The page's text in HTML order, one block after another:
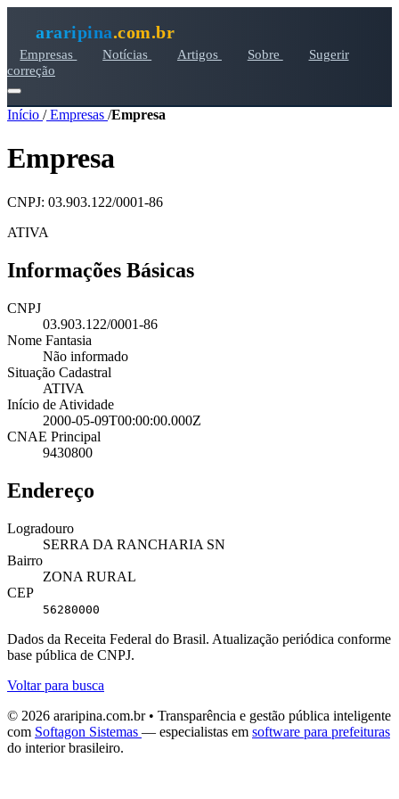
araripina.com.br
Empresas Notícias Artigos Sobre
Sugerir
correção
Início /Empresas /Empresa
Empresa
CNPJ: 03.903.122/0001-86
ATIVA
Informações Básicas
CNPJ
03.903.122/0001-86
Nome Fantasia
Não informado
Situação Cadastral
ATIVA
Início de Atividade
2000-05-09T00:00:00.000Z
CNAE Principal
9430800
Endereço
Logradouro
SERRA DA RANCHARIA SN
Bairro
ZONA RURAL
CEP
56280000
Dados da Receita Federal do Brasil. Atualização periódica conforme
base pública de CNPJ.
Voltar para busca
© 2026 araripina.com.br • Transparência e gestão pública inteligente
com Softagon Sistemas — especialistas em software para prefeituras
do interior brasileiro.